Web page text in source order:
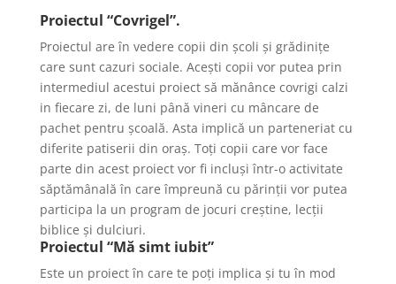
Proiectul “Covrigel”.
Proiectul are în vedere copii din școli și grădinițe
care sunt cazuri sociale. Acești copii vor putea prin
intermediul acestui proiect să mănânce covrigi calzi
in fiecare zi, de luni până vineri cu mâncare de
pachet pentru școală. Asta implică un parteneriat cu
diferite patiserii din oraș. Toți copii care vor face
parte din acest proiect vor fi incluși într-o activitate
săptămânală în care împreună cu părinții vor putea
participa la un program de jocuri creștine, lecții
biblice și dulciuri.
Proiectul “Mă simt iubit”
Este un proiect în care te poți implica și tu în mod